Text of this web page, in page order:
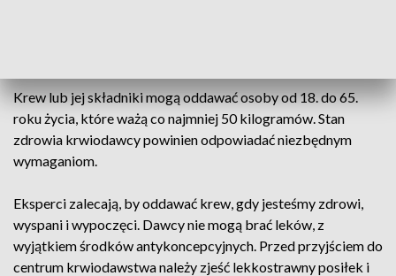
Krew lub jej składniki mogą oddawać osoby od 18. do 65.
roku życia, które ważą co najmniej 50 kilogramów. Stan
zdrowia krwiodawcy powinien odpowiadać niezbędnym
wymaganiom.
Eksperci zalecają, by oddawać krew, gdy jesteśmy zdrowi,
wyspani i wypoczęci. Dawcy nie mogą brać leków, z
wyjątkiem środków antykoncepcyjnych. Przed przyjściem do
centrum krwiodawstwa należy zjeść lekkostrawny posiłek i